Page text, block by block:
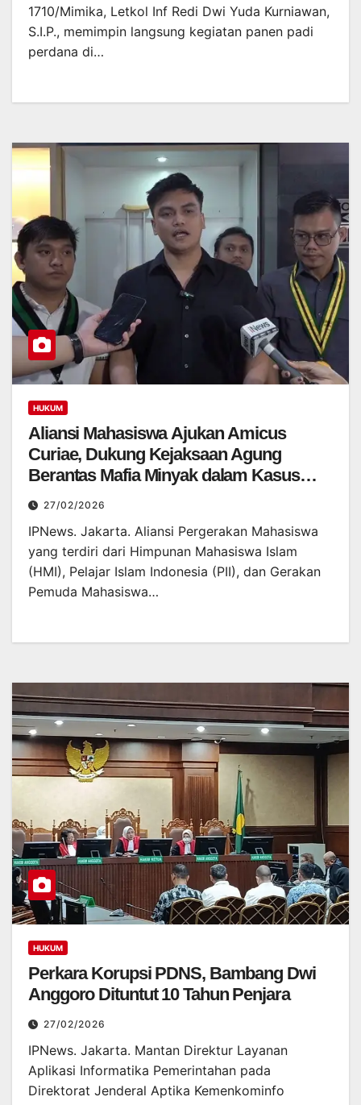
1710/Mimika, Letkol Inf Redi Dwi Yuda Kurniawan,
S.I.P., memimpin langsung kegiatan panen padi
perdana di…
HUKUM
Aliansi Mahasiswa Ajukan Amicus
Curiae, Dukung Kejaksaan Agung
Berantas Mafia Minyak dalam Kasus
Korupsi Pertamina
27/02/2026
IPNews. Jakarta. Aliansi Pergerakan Mahasiswa
yang terdiri dari Himpunan Mahasiswa Islam
(HMI), Pelajar Islam Indonesia (PII), dan Gerakan
Pemuda Mahasiswa…
HUKUM
Perkara Korupsi PDNS, Bambang Dwi
Anggoro Dituntut 10 Tahun Penjara
27/02/2026
IPNews. Jakarta. Mantan Direktur Layanan
Aplikasi Informatika Pemerintahan pada
Direktorat Jenderal Aptika Kemenkominfo